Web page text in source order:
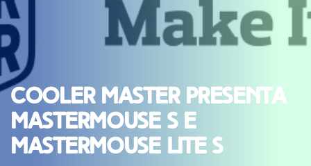
Cooler Master presenta
MasterMouse S e
MasterMouse Lite S